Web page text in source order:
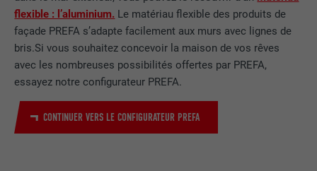
flexible : l’aluminium. Le matériau flexible des produits de
façade PREFA s’adapte facilement aux murs avec lignes de
bris.Si vous souhaitez concevoir la maison de vos rêves
avec les nombreuses possibilités offertes par PREFA,
essayez notre configurateur PREFA.
CONTINUER VERS LE CONFIGURATEUR PREFA